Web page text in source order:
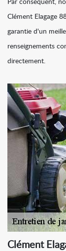
Par conséquent,
Clément Elagage
garantie d'un
renseignements
directement.
Clément